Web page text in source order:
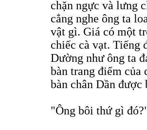
chặn ngực và lưng
cẳng nghe ông ta
vật gì. Giá có một
chiếc cà vạt. Tiếng
Dường như ông ta
bàn trang điểm của
bàn chân Dần
"Ông bôi thứ gì